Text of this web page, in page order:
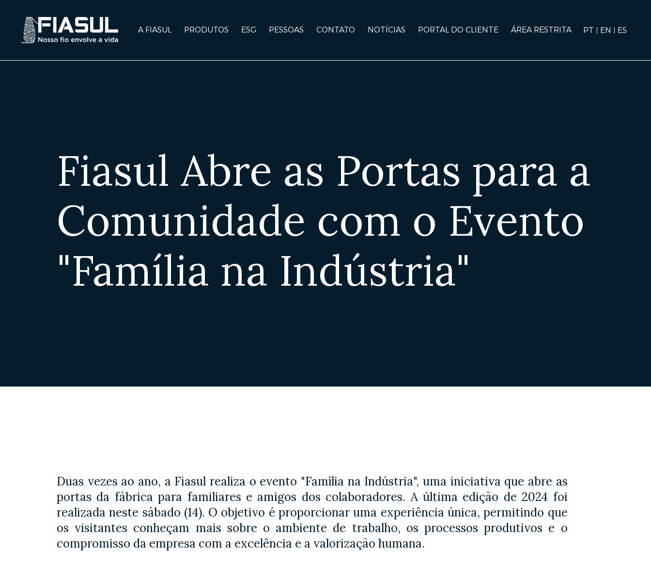
Fiasul Abre as Portas para a
Comunidade com o Evento
"Família na Indústria"
Duas vezes ao ano, a Fiasul realiza o evento "Família na Indústria", uma iniciativa que abre as
portas da fábrica para familiares e amigos dos colaboradores. A última edição de 2024 foi
realizada neste sábado (14). O objetivo é proporcionar uma experiência única, permitindo que
os visitantes conheçam mais sobre o ambiente de trabalho, os processos produtivos e o
compromisso da empresa com a excelência e a valorização humana.
A FIASUL PRODUTOS ESG PESSOAS CONTATO NOTÍCIAS PORTAL DO CLIENTE ÁREA RESTRITA PT EN ES